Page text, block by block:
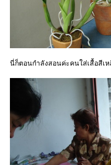
นี่ก็ตอนกำลังสอนค่ะคนใส่เสื้อสีเ